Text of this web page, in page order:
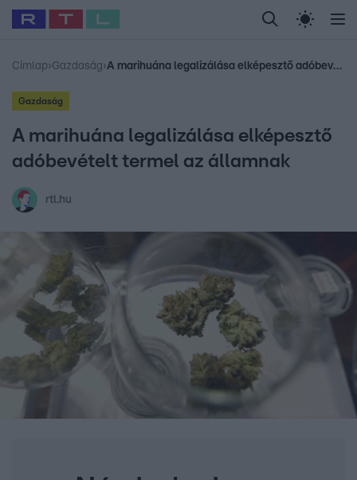
Legfrissebb RTL Híradó Randi Celeb vagyok,
Babits Marcella Most Wanted Gallusz
Címlap›Gazdaság› A marihuána legalizálása elképesztő adóbevételt termel az államnak
Gazdaság
A marihuána legalizálása elképesztő
adóbevételt termel az államnak
rtl.hu